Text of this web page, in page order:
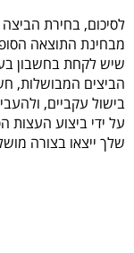
לסיכום, בחירת
מבחינת התוצאה
שיש לקחת בחשבון
הביצים המבושלות,
בישול עקביים,
על ידי ביצוע העצות
שלך ייצאו בצורה